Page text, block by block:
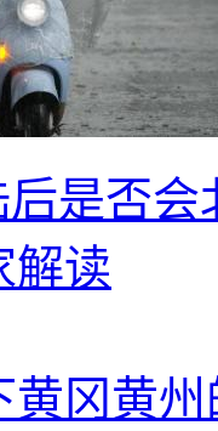
后是否
解读
黄冈黄